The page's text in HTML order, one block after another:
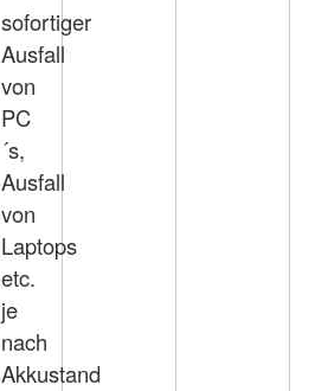
sofortiger
Ausfall
von
PC
´s,
Ausfall
von
Laptops
etc.
je
nach
Akkustand